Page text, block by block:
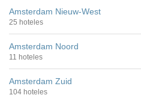
Amsterdam Nieuw-West
25 hoteles
Amsterdam Noord
11 hoteles
Amsterdam Zuid
104 hoteles